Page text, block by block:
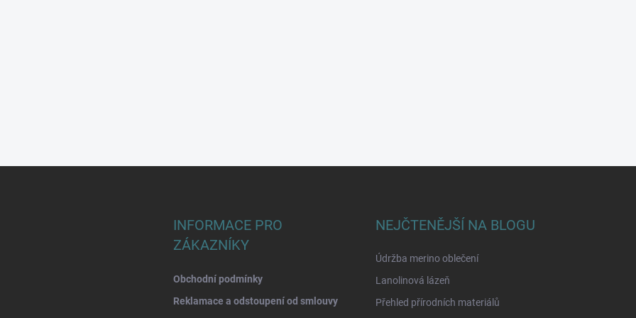
INFORMACE PRO
ZÁKAZNÍKY
Obchodní podmínky
Reklamace a odstoupení od smlouvy
NEJČTENĚJŠÍ NA BLOGU
Údržba merino oblečení
Lanolinová lázeň
Přehled přírodních materiálů